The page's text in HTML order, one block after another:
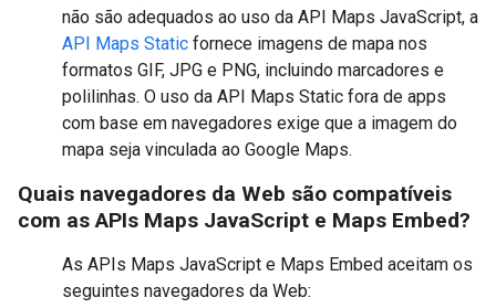
não são adequados ao uso da API Maps JavaScript, a
API Maps Static fornece imagens de mapa nos
formatos GIF, JPG e PNG, incluindo marcadores e
polilinhas. O uso da API Maps Static fora de apps
com base em navegadores exige que a imagem do
mapa seja vinculada ao Google Maps.
Quais navegadores da Web são compatíveis
com as APIs Maps JavaScript e Maps Embed?
As APIs Maps JavaScript e Maps Embed aceitam os
seguintes navegadores da Web: